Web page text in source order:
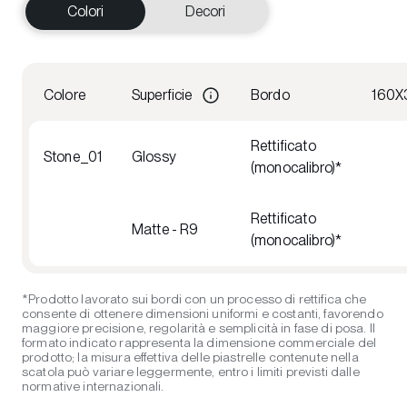
Colori Decori
Colore Superficie Bordo
Stone_01 Glossy
Rettificato
(monocalibro)*
Matte - R9
Rettificato
(monocalibro)*
*Prodotto lavorato sui bordi con un processo di rettifica che
consente di ottenere dimensioni uniformi e costanti, favorendo
maggiore precisione, regolarità e semplicità in fase di posa. Il
formato indicato rappresenta la dimensione commerciale del
prodotto; la misura effettiva delle piastrelle contenute nella
scatola può variare leggermente, entro i limiti previsti dalle
normative internazionali.